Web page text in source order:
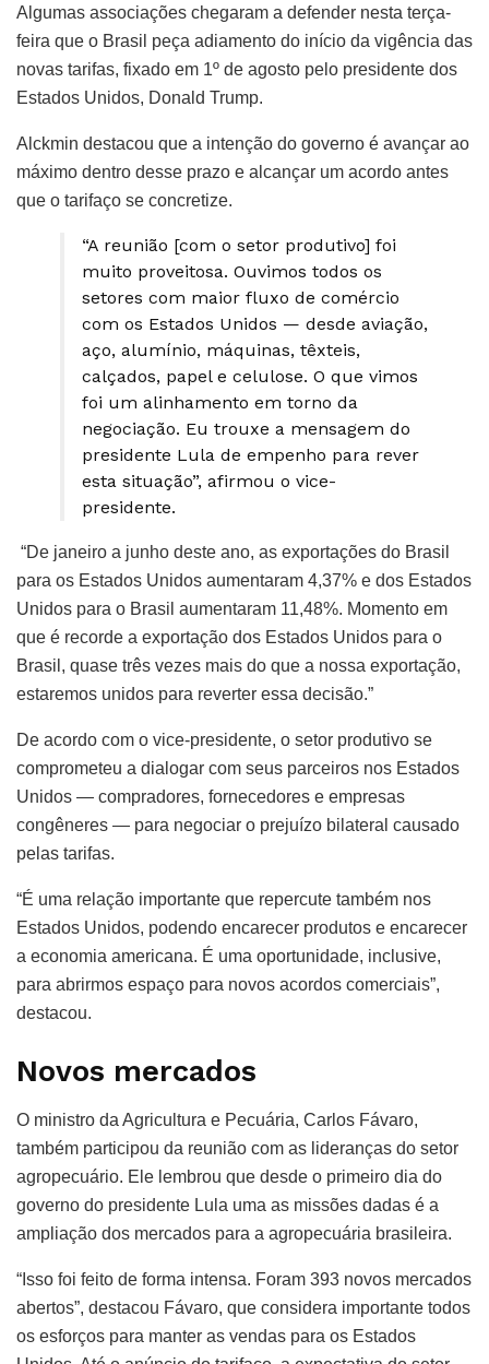
Algumas associações chegaram a defender nesta terça-
feira que o Brasil peça adiamento do início da vigência das
novas tarifas, fixado em 1º de agosto pelo presidente dos
Estados Unidos, Donald Trump.
Alckmin destacou que a intenção do governo é avançar ao
máximo dentro desse prazo e alcançar um acordo antes
que o tarifaço se concretize.
“A reunião [com o setor produtivo] foi
muito proveitosa. Ouvimos todos os
setores com maior fluxo de comércio
com os Estados Unidos — desde aviação,
aço, alumínio, máquinas, têxteis,
calçados, papel e celulose. O que vimos
foi um alinhamento em torno da
negociação. Eu trouxe a mensagem do
presidente Lula de empenho para rever
esta situação”, afirmou o vice-
presidente.
“De janeiro a junho deste ano, as exportações do Brasil
para os Estados Unidos aumentaram 4,37% e dos Estados
Unidos para o Brasil aumentaram 11,48%. Momento em
que é recorde a exportação dos Estados Unidos para o
Brasil, quase três vezes mais do que a nossa exportação,
estaremos unidos para reverter essa decisão.”
De acordo com o vice-presidente, o setor produtivo se
comprometeu a dialogar com seus parceiros nos Estados
Unidos — compradores, fornecedores e empresas
congêneres — para negociar o prejuízo bilateral causado
pelas tarifas.
“É uma relação importante que repercute também nos
Estados Unidos, podendo encarecer produtos e encarecer
a economia americana. É uma oportunidade, inclusive,
para abrirmos espaço para novos acordos comerciais”,
destacou.
Novos mercados
O ministro da Agricultura e Pecuária, Carlos Fávaro,
também participou da reunião com as lideranças do setor
agropecuário. Ele lembrou que desde o primeiro dia do
governo do presidente Lula uma as missões dadas é a
ampliação dos mercados para a agropecuária brasileira.
“Isso foi feito de forma intensa. Foram 393 novos mercados
abertos”, destacou Fávaro, que considera importante todos
os esforços para manter as vendas para os Estados